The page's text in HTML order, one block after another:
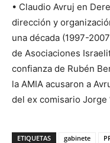
• Claudio Avruj en
dirección y
una década (1997-
de Asociaciones
confianza de Rubén
la AMIA acusaron a
del ex comisario Jorge
ETIQUETAS gabinete